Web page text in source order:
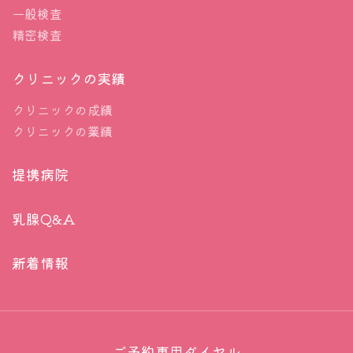
一般検査
精密検査
クリニックの実績
クリニックの成績
クリニックの業績
提携病院
乳腺Q&A
新着情報